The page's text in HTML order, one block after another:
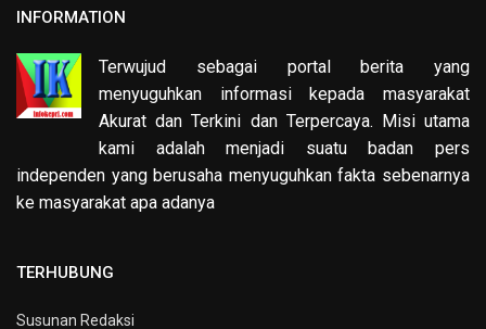
INFORMATION
Terwujud sebagai portal berita yang
menyuguhkan informasi kepada masyarakat
Akurat dan Terkini dan Terpercaya. Misi utama
kami adalah menjadi suatu badan pers
independen yang berusaha menyuguhkan fakta sebenarnya
ke masyarakat apa adanya
TERHUBUNG
Susunan Redaksi